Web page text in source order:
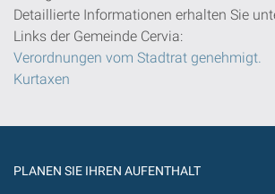
Detaillierte Informationen erhalten Sie
Links der Gemeinde Cervia:
Verordnungen vom Stadtrat genehmigt.
Kurtaxen
PLANEN SIE IHREN AUFENTHALT